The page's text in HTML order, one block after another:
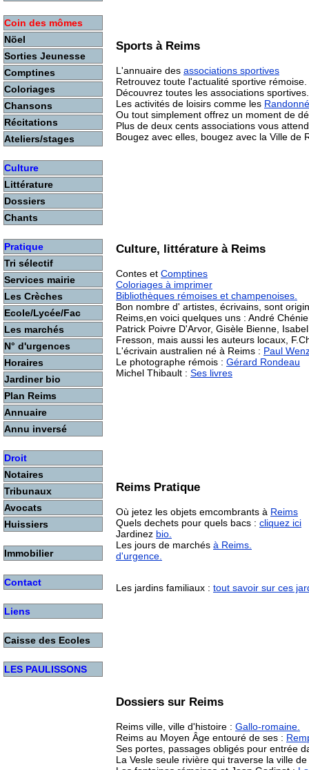
Sports à Reims
L'annuaire des associations sportives
Retrouvez toute l'actualité sportive rémoise.
Découvrez toutes les associations sportives.
Les activités de loisirs comme les
Ou tout simplement offrez un moment de
Plus de deux cents associations vous
Bougez avec elles, bougez avec la Ville de
Culture, littérature à Reims
Contes et Comptines
Coloriages à imprimer
Bibliothèques rémoises et champenoises.
Bon nombre d' artistes, écrivains, sont
Reims,en voici quelques uns : André
Patrick Poivre D'Arvor, Gisèle Bienne,
Fresson, mais aussi les auteurs locaux,
L'écrivain australien né à Reims : Paul
Le photographe rémois : Gérard Rondeau
Michel Thibault : Ses livres
Reims Pratique
Où jetez les objets emcombrants à Reims
Quels dechets pour quels bacs : cliquez ici
Jardinez bio.
Les jours de marchés à Reims.
d'urgence.
Les jardins familiaux : tout savoir sur ces
Dossiers sur Reims
Reims ville, ville d'histoire : Gallo-romaine.
Reims au Moyen Âge entouré de ses :
Ses portes, passages obligés pour entrée
La Vesle seule rivière qui traverse la ville
Coin des mômes
Nöel
Sorties Jeunesse
Comptines
Coloriages
Chansons
Récitations
Ateliers/stages
Culture
Littérature
Dossiers
Chants
Pratique
Tri sélectif
Services mairie
Les Crèches
Ecole/Lycée/Fac
Les marchés
N° d'urgences
Horaires
Jardiner bio
Plan Reims
Annuaire
Annu inversé
Droit
Notaires
Tribunaux
Avocats
Huissiers
Immobilier
Contact
Liens
Caisse des Ecoles
LES PAULISSONS